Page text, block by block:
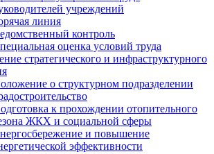
учреждений
линия
контроль
оценка условий труда
стратегического и инфраструктурного
о структурном подразделении
к прохождении отопительного
ЖКХ и социальной сферы
и повышение
эффективности